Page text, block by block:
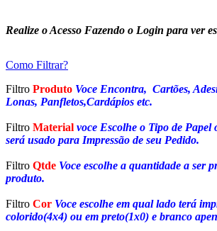
Realize o Acesso Fazendo o Login para ver
Como Filtrar?
Filtro Produto Voce Encontra, Cartões,
Lonas, Panfletos,Cardápios etc.
Filtro Material voce Escolhe o Tipo de Papel
será usado para Impressão de seu Pedido.
Filtro Qtde Voce escolhe a quantidade a ser
produto.
Filtro Cor Voce escolhe em qual lado terá
colorido(4x4) ou em preto(1x0) e branco